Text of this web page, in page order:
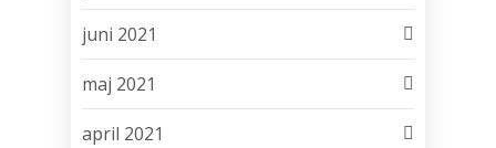
juni 2021
maj 2021
april 2021